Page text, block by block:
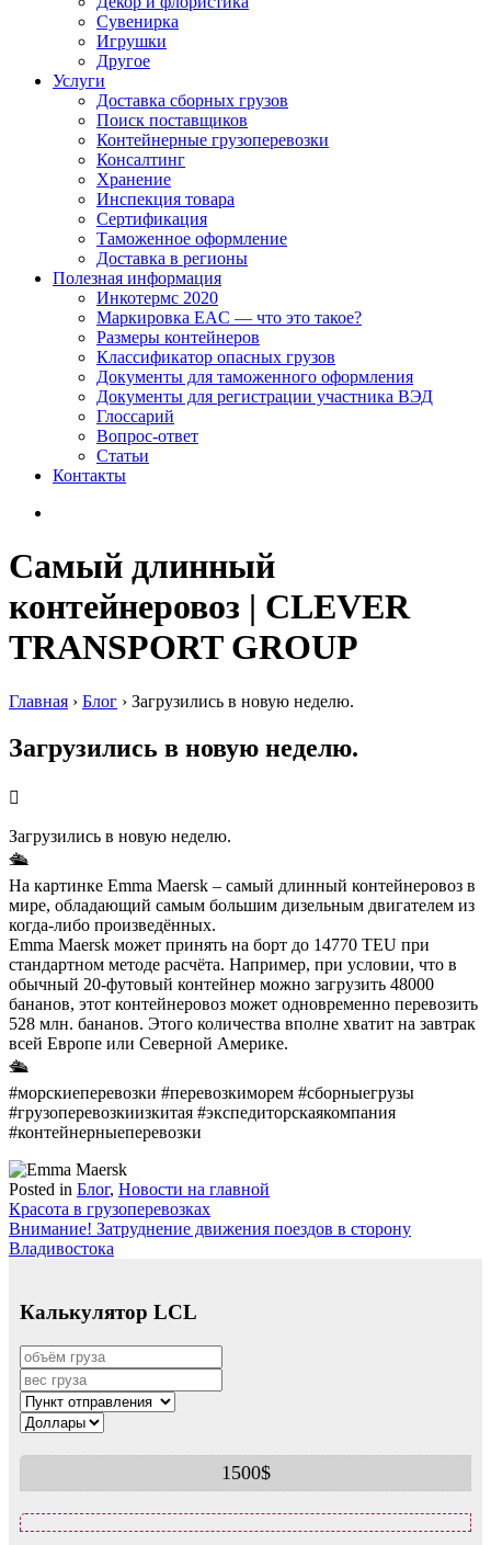
Сувенирка
Игрушки
Другое
Услуги
Доставка сборных грузов
Поиск поставщиков
Контейнерные грузоперевозки
Консалтинг
Хранение
Инспекция товара
Сертификация
Таможенное оформление
Доставка в регионы
Полезная информация
Инкотермс 2020
Маркировка EAC — что это такое?
Размеры контейнеров
Классификатор опасных грузов
Документы для таможенного оформления
Документы для регистрации участника ВЭД
Глоссарий
Вопрос-ответ
Статьи
Контакты
Самый длинный
контейнеровоз | CLEVER
TRANSPORT GROUP
Главная › Блог › Загрузились в новую неделю.
Загрузились в новую неделю.
Загрузились в новую неделю.
🛳
На картинке Emma Maersk – самый длинный контейнеровоз в
мире, обладающий самым большим дизельным двигателем из
когда-либо произведённых.
Emma Maersk может принять на борт до 14770 TEU при
стандартном методе расчёта. Например, при условии, что в
обычный 20-футовый контейнер можно загрузить 48000
бананов, этот контейнеровоз может одновременно перевозить
528 млн. бананов. Этого количества вполне хватит на завтрак
всей Европе или Северной Америке.
🛳
#морскиеперевозки #перевозкиморем #сборныегрузы
#грузоперевозкиизкитая #экспедиторскаякомпания
#контейнерныеперевозки
Posted in Блог, Новости на главной
Навигация
по
Красота в грузоперевозках
Внимание! Затруднение движения поездов в сторону
Владивостока
Калькулятор LCL
1500$